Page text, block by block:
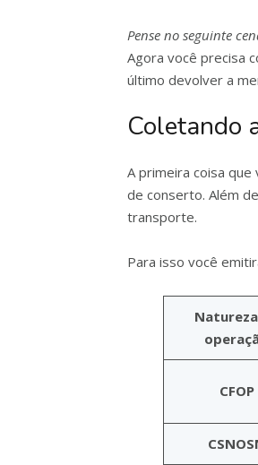
Pense no seguinte
Agora você precisa
último devolver a
Coletando
A primeira coisa
de conserto. Além
transporte.
Para isso você
CFOP